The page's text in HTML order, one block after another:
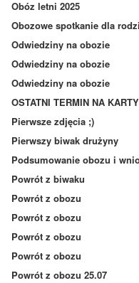
Obóz letni 2025
Obozowe spotkanie dla
Odwiedziny na obozie
Odwiedziny na obozie
Odwiedziny na obozie
OSTATNI TERMIN NA
Pierwsze zdjęcia ;)
Pierwszy biwak drużyny
Podsumowanie obozu i
Powrót z biwaku
Powrót z obozu
Powrót z obozu
Powrót z obozu
Powrót z obozu
Powrót z obozu 25.07